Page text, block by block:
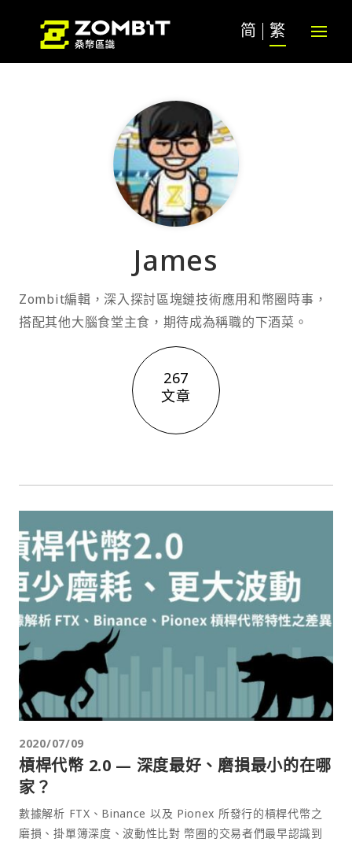
简 繁
James
Zombit編輯，深入探討區塊鏈技術應用和幣圈時事，
搭配其他大腦食堂主食，期待成為稱職的下酒菜。
267
文章
2020/07/09
槓桿代幣 2.0 — 深度最好、磨損最小的在哪
家？
數據解析 FTX、Binance 以及 Pionex 所發行的槓桿代幣之
磨損、掛單簿深度、波動性比對 幣圈的交易者們最早認識到